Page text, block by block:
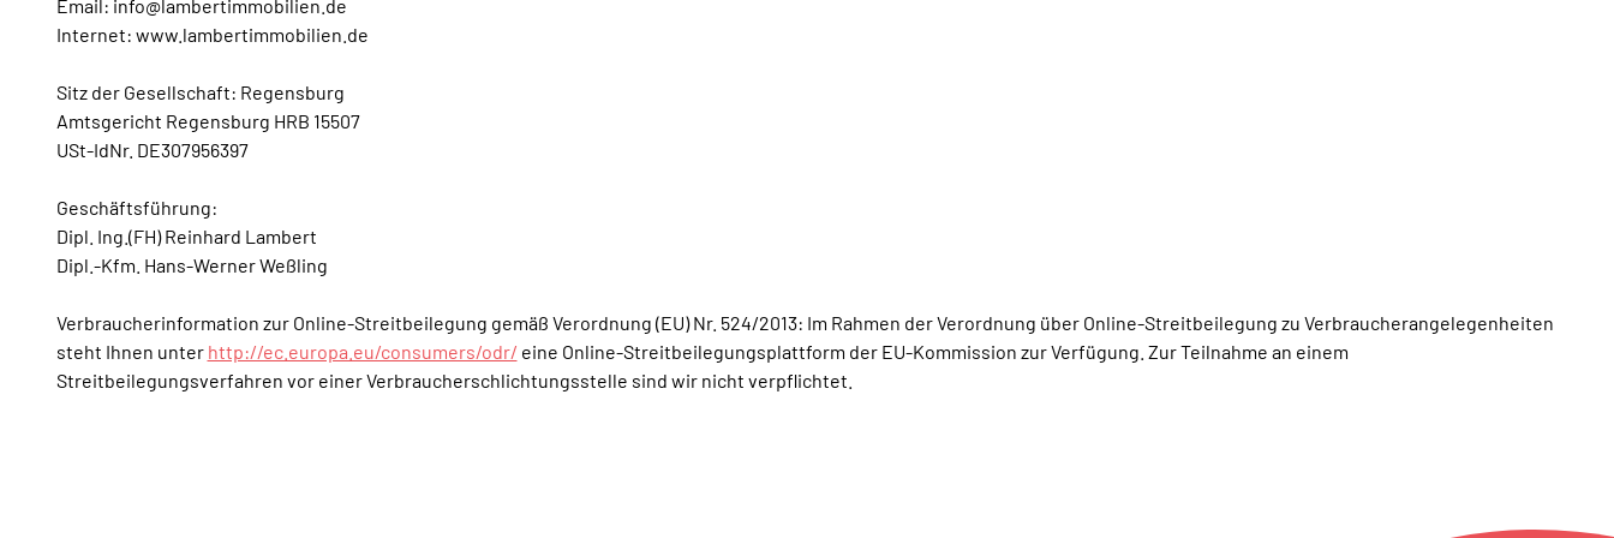
Email: info@lambertimmobilien.de
Internet: www.lambertimmobilien.de
Sitz der Gesellschaft: Regensburg
Amtsgericht Regensburg HRB 15507
USt-IdNr. DE307956397
Geschäftsführung:
Dipl. Ing.(FH) Reinhard Lambert
Dipl.-Kfm. Hans-Werner Weßling
Verbraucherinformation zur Online-Streitbeilegung gemäß Verordnung (EU) Nr. 524/2013: Im Rahmen der Verordnung über Online-Streitbeilegung zu Verbraucherangelegenheiten
steht Ihnen unter http://ec.europa.eu/consumers/odr/ eine Online-Streitbeilegungsplattform der EU-Kommission zur Verfügung. Zur Teilnahme an einem
Streitbeilegungsverfahren vor einer Verbraucherschlichtungsstelle sind wir nicht verpflichtet.